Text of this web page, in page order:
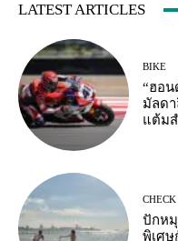
LATEST ARTICLES
BIKE
“ฮอน
มัลดา
แต้มส
ปักหมุ
พิเศษ